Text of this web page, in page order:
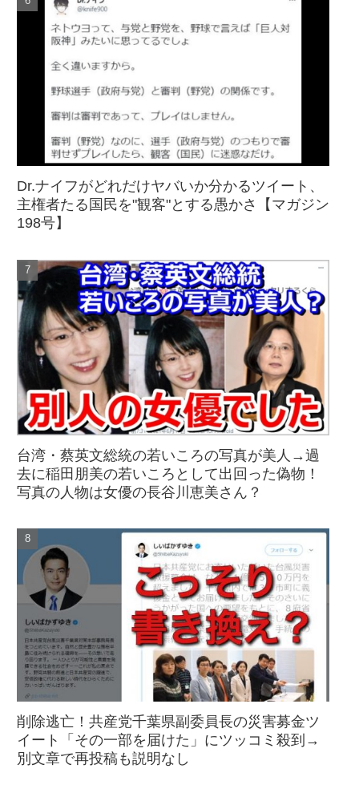
Dr.ナイフがどれだけヤバいか分かるツイート、
主権者たる国民を"観客"とする愚かさ【マガジン
198号】
台湾・蔡英文総統の若いころの写真が美人→過
去に稲田朋美の若いころとして出回った偽物！
写真の人物は女優の長谷川恵美さん？
削除逃亡！共産党千葉県副委員長の災害募金ツ
イート「その一部を届けた」にツッコミ殺到→
別文章で再投稿も説明なし